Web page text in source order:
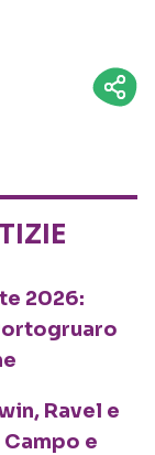
2026:
Ravel e
e